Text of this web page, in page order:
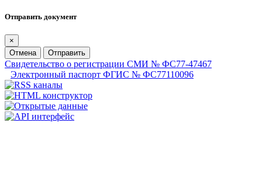
Отправить документ
×
Отмена
Отправить
Свидетельство о регистрации СМИ № ФС77-47467
Электронный паспорт ФГИС № ФС77110096